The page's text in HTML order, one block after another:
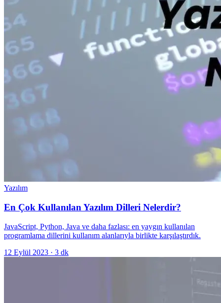
Yazılım
En Çok Kullanılan Yazılım Dilleri Nelerdir?
JavaScript, Python, Java ve daha fazlası: en yaygın kullanılan
programlama dillerini kullanım alanlarıyla birlikte karşılaştırdık.
12 Eylül 2023 · 3 dk